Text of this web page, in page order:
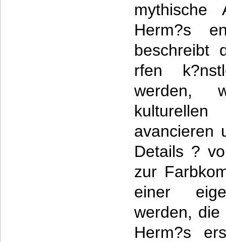
Herm?s
beschreibt
rfen
werden,
avancieren
Details ?
zur
einer
werden, die
Herm?s